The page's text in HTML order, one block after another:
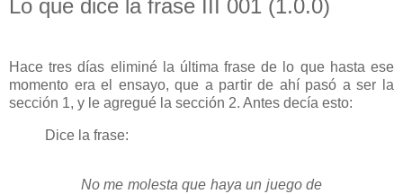
Lo que dice la frase III 001 (1.0.0)
Hace tres días eliminé la última frase de lo que hasta ese
momento era el ensayo, que a partir de ahí pasó a ser la
sección 1, y le agregué la sección 2. Antes decía esto:
Dice la frase:
No me molesta que haya un juego de